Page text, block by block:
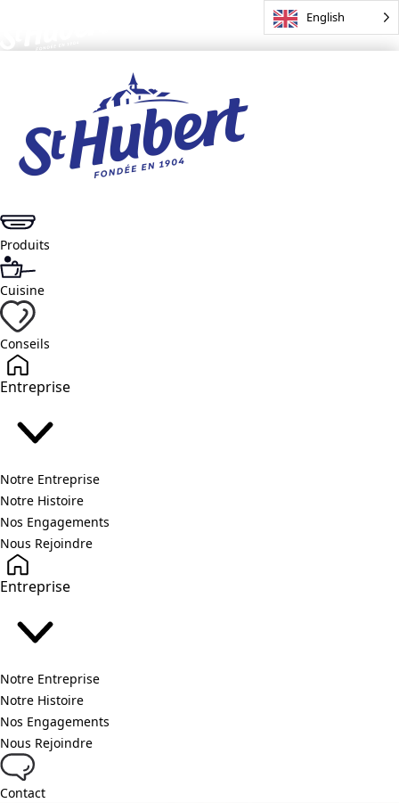
Produits
Cuisine
Conseils
Entreprise
Notre Entreprise
Notre Histoire
Nos Engagements
Nous Rejoindre
Entreprise
Notre Entreprise
Notre Histoire
Nos Engagements
Nous Rejoindre
Contact
English